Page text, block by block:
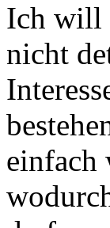
Ich will
nicht
einfach